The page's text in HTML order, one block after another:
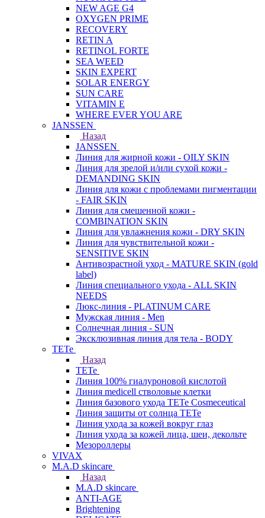
NEW AGE G4
OXYGEN PRIME
RECOVERY
RETIN A
RETINOL FORTE
SEA WEED
SKIN EXPERT
SOLAR ENERGY
SUN CARE
VITAMIN E
WHERE EVER YOU ARE
JANSSEN
Назад
JANSSEN
Линия для жирной кожи - OILY SKIN
Линия для зрелой и/или сухой кожи -
DEMANDING SKIN
Линия для кожи с проблемами пигментации
- FAIR SKIN
Линия для смешенной кожи -
COMBINATION SKIN
Линия для увлажнения кожи - DRY SKIN
Линия для чувствительной кожи -
SENSITIVE SKIN
Антивозрастной уход - MATURE SKIN (gold
label)
Линия специального ухода - ALL SKIN
NEEDS
Люкс-линия - PLATINUM CARE
Мужская линия - Men
Солнечная линия - SUN
Эксклюзивная линия для тела - BODY
TETe
Назад
TETe
Линия 100% гиалуроновой кислотой
Линия medicell стволовые клетки
Линия базового ухода TETe Cosmeceutical
Линия защиты от солнца TETe
Линия ухода за кожей вокруг глаз
Линия ухода за кожей лица, шеи, декольте
Мезороллеры
VIVAX
M.A.D skincare
Назад
M.A.D skincare
ANTI-AGE
Brightening